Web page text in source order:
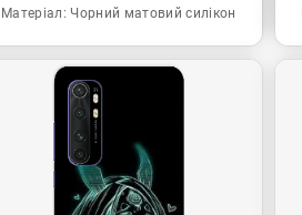
Матеріал: Чорний матовий силікон